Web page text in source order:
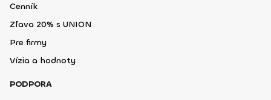
Cenník
Zľava 20% s UNION
Pre firmy
Vízia a hodnoty
PODPORA